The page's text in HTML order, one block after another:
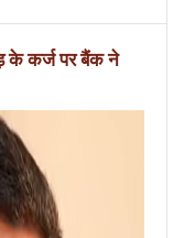
के कर्ज पर बैंक ने